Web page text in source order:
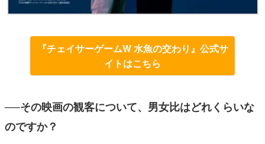
『チェイサーゲームW 水魚の交わり』公式サ
イトはこちら
──その映画の観客について、男女比はどれくらいな
のですか？